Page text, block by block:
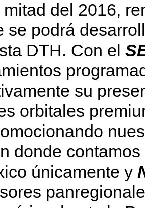
del 2016,
se podrá
DTH. Con el
su
orbitales
donde
únicamente y